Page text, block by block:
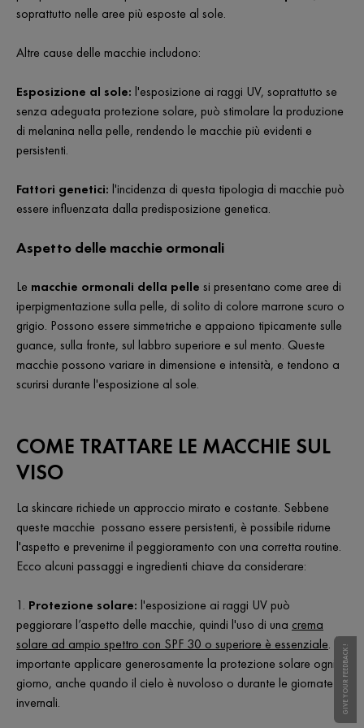
soprattutto nelle aree più esposte al sole.
Altre cause delle macchie includono:
Esposizione al sole: l'esposizione ai raggi UV, soprattutto se
senza adeguata protezione solare, può stimolare la produzione
di melanina nella pelle, rendendo le macchie più evidenti e
persistenti.
Fattori genetici: l'incidenza di questa tipologia di macchie può
essere influenzata dalla predisposizione genetica.
Aspetto delle macchie ormonali
Le macchie ormonali della pelle si presentano come aree di
iperpigmentazione sulla pelle, di solito di colore marrone scuro o
grigio. Possono essere simmetriche e appaiono tipicamente sulle
guance, sulla fronte, sul labbro superiore e sul mento. Queste
macchie possono variare in dimensione e intensità, e tendono a
scurirsi durante l'esposizione al sole.
COME TRATTARE LE MACCHIE SUL
VISO
La skincare richiede un approccio mirato e costante. Sebbene
queste macchie possano essere persistenti, è possibile ridurne
l'aspetto e prevenirne il peggioramento con una corretta routine.
Ecco alcuni passaggi e ingredienti chiave da considerare:
1. Protezione solare: l'esposizione ai raggi UV può
peggiorare l’aspetto delle macchie, quindi l'uso di una crema
solare ad ampio spettro con SPF 30 o superiore è essenziale. È
importante applicare generosamente la protezione solare ogni
giorno, anche quando il cielo è nuvoloso o durante le giornate
invernali.
GIVE YOUR FEEDBACK !